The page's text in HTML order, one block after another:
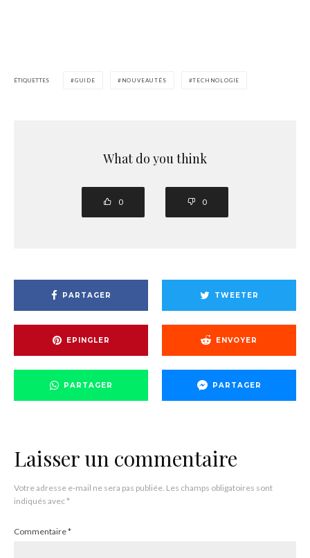
ÉTIQUETTES GUIDE NOUVEAUTÉS TECHNOLOGIE
What do you think
0 0
PARTAGER TWEETER
EPINGLER ENVOYER
PARTAGER PARTAGER
Laisser un commentaire
Votre adresse e-mail ne sera pas publiée. Les champs obligatoires sont
indiqués avec*
Commentaire*